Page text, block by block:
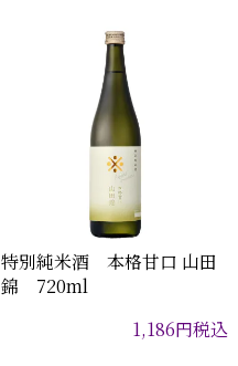
特別純米酒 本格甘口 山田
錦 720ml
1,186円税込